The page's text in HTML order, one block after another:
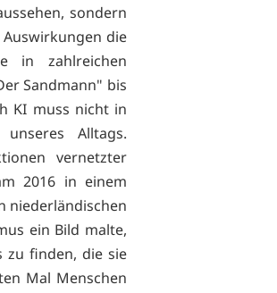
sondern
die
in zahlreichen
Sandmann" bis
KI muss nicht in
Alltags.
vernetzter
2016 in einem
niederländischen
ein Bild malte,
zu finden, die sie
Mal Menschen